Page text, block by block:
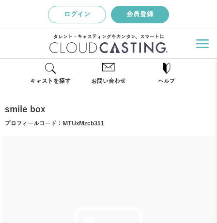
ログイン 会員登録
タレント・キャスティングをカンタン、スマートに
キャストを探す お問い合わせ ヘルプ
smile box
プロフィールコード： MTUxMzcb351